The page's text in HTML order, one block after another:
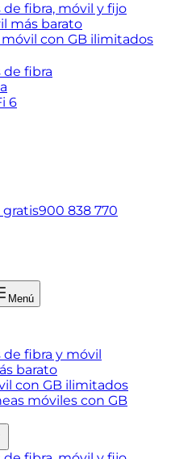
de fibra, móvil y fijo
más barato
móvil con GB ilimitados
de fibra
6
gratis900 838 770
Menú
de fibra y móvil
barato
con GB ilimitados
móviles con GB